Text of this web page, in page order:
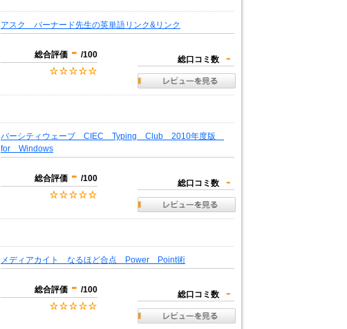
アスク バーナード先生の英単語リンク&リンク
総合評価 - /100 総口コミ数 -
バーシティウェーブ CIEC Typing Club 2010年度版
for Windows
総合評価 - /100 総口コミ数 -
メディアカイト なるほど合点 Power Point術
総合評価 - /100 総口コミ数 -